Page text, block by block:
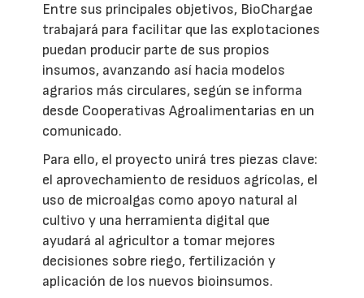
Entre sus principales objetivos, BioChargae
trabajará para facilitar que las explotaciones
puedan producir parte de sus propios
insumos, avanzando así hacia modelos
agrarios más circulares, según se informa
desde Cooperativas Agroalimentarias en un
comunicado.
Para ello, el proyecto unirá tres piezas clave:
el aprovechamiento de residuos agrícolas, el
uso de microalgas como apoyo natural al
cultivo y una herramienta digital que
ayudará al agricultor a tomar mejores
decisiones sobre riego, fertilización y
aplicación de los nuevos bioinsumos.